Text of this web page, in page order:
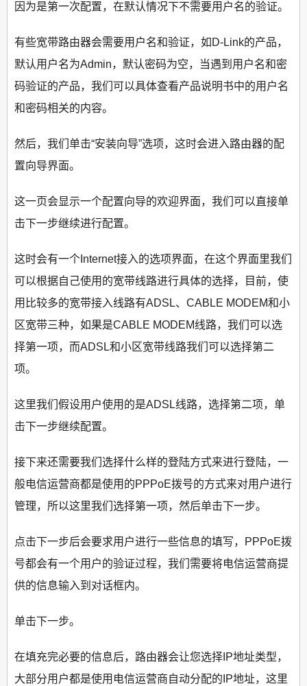
因为是第一次配置，在默认情况下不需要用户名的验证。
有些宽带路由器会需要用户名和验证，如D-Link的产品，
默认用户名为Admin，默认密码为空，当遇到用户名和密
码验证的产品，我们可以具体查看产品说明书中的用户名
和密码相关的内容。
然后，我们单击“安装向导”选项，这时会进入路由器的配
置向导界面。
这一页会显示一个配置向导的欢迎界面，我们可以直接单
击下一步继续进行配置。
这时会有一个Internet接入的选项界面，在这个界面里我们
可以根据自己使用的宽带线路进行具体的选择，目前，使
用比较多的宽带接入线路有ADSL、CABLE MODEM和小
区宽带三种，如果是CABLE MODEM线路，我们可以选
择第一项，而ADSL和小区宽带线路我们可以选择第二
项。
这里我们假设用户使用的是ADSL线路，选择第二项，单
击下一步继续配置。
接下来还需要我们选择什么样的登陆方式来进行登陆，一
般电信运营商都是使用的PPPoE拨号的方式来对用户进行
管理，所以这里我们选择第一项，然后单击下一步。
点击下一步后会要求用户进行一些信息的填写，PPPoE拨
号都会有一个用户的验证过程，我们需要将电信运营商提
供的信息输入到对话框内。
单击下一步。
在填充完必要的信息后，路由器会让您选择IP地址类型，
大部分用户都是使用电信运营商自动分配的IP地址，这里